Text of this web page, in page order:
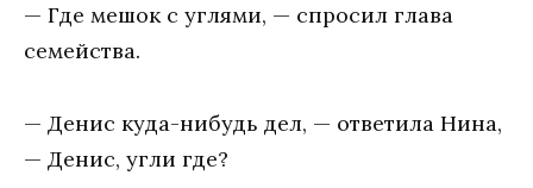
— Где мешок с углями, — спросил глава
семейства.
— Денис куда-нибудь дел, — ответила Нина,
— Денис, угли где?